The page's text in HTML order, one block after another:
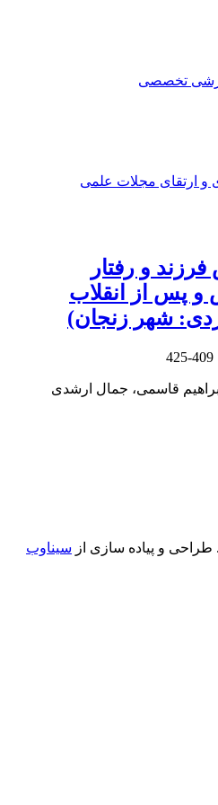
تخصصی
و ارتقای مجلات علمی
و رفتار
و پس از انقلاب
شهر زنجان)
409-425
قاسمی، جمال ارشدی
طراحی و پیاده سازی از سیناوب